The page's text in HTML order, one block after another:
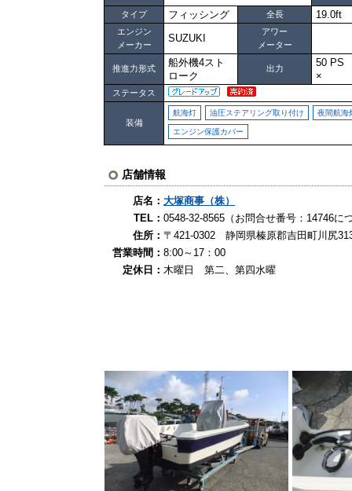
タイプ フィッシング 全長 19.0ft
エンジン
メーカー
SUZUKI
アワー
メーター
推進力形式
船外機4スト
ローク
出力
50
×
ステータス
装備
航海灯 油圧ステアリング取り付け 夜間航海
エンジン保護カバー
店舗情報
店名：大塚商事（株）
TEL：0548-32-8565（お問合せ番号：14746に
住所：〒421-0302 静岡県榛原郡吉田町川尻
営業時間：8:00～17：00
定休日： 木曜日 第二、第四水曜